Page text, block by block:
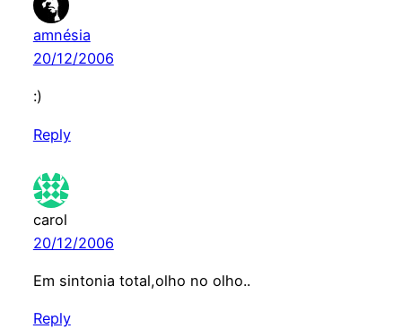
amnésia
20/12/2006
:)
Reply
carol
20/12/2006
Em sintonia total,olho no olho..
Reply